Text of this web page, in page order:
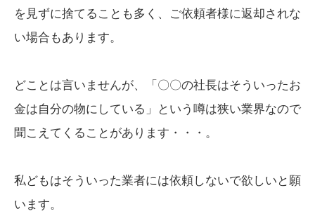
を見ずに捨てることも多く、ご依頼者様に返却されな
い場合もあります。
どことは言いませんが、「〇〇の社長はそういったお
金は自分の物にしている」という噂は狭い業界なので
聞こえてくることがあります・・・。
私どもはそういった業者には依頼しないで欲しいと願
います。